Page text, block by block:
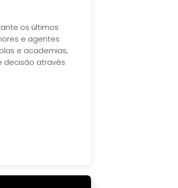
os últimos
e agentes
e academias,
decisão através